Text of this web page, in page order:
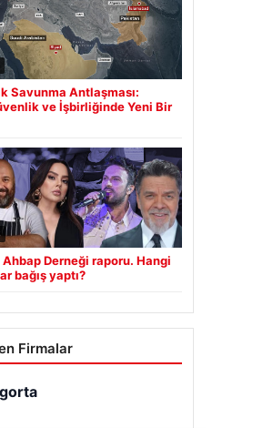
Savunma Antlaşması:
ve İşbirliğinde Yeni Bir
Ahbap Derneği raporu. Hangi
bağış yaptı?
Firmalar